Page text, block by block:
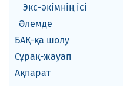
Экс-әкiмнiң iсi
Әлемде
БАҚ-қа шолу
Сұрақ-жауап
Ақпарат